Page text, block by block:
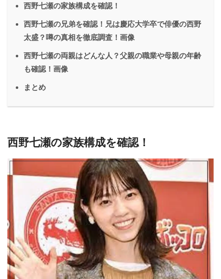
西野七瀬の家族構成を確認！
西野七瀬の兄弟を確認！兄は慶応大学卒で俳優の西野
太盛？噂の真相を徹底調査！画像
西野七瀬の両親はどんな人？父親の職業や母親の年齢
も確認！画像
まとめ
西野七瀬の家族構成を確認！